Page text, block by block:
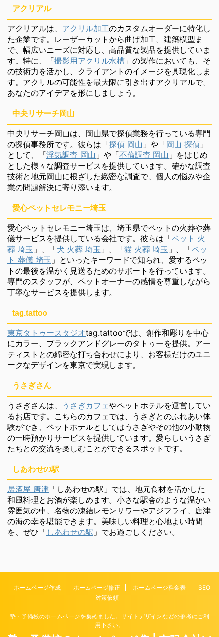
アクリアル
アクリアルは、 アクリル加工のカスタムオーダーに特化し
た企業です。レーザーカットから曲げ加工、建築模型ま
で、幅広いニーズに対応し、高品質な製品を提供していま
す。特に、「撮影用アクリル水槽 」の製作においても、そ
の技術力を活かし、クライアントのイメージを具現化しま
す。アクリルの可能性を最大限に引き出すアクリアルで、
あなたのアイデアを形にしましょう。
中央リサーチ岡山
中央リサーチ岡山は、岡山県で探偵業務を行っている専門
の探偵事務所です。彼らは「探偵 岡山 」や「岡山 探偵 」
として、「浮気調査 岡山 」や「不倫調査 岡山 」をはじめ
とした様々な調査サービスを提供しています。確かな調査
技術と地元岡山に根ざした緻密な調査で、個人の悩みや企
業の問題解決に寄り添います。
愛心ペットセレモニー埼玉
愛心ペットセレモニー埼玉は、埼玉県でペットの火葬や葬
儀サービスを提供している会社です。彼らは「ペット 火
葬 埼玉 」、「犬 火葬 埼玉 」、「猫 火葬 埼玉 」、「ペッ
ト 葬儀 埼玉 」といったキーワードで知られ、愛するペッ
トの最後を温かく見送るためのサポートを行っています。
専門のスタッフが、ペットオーナーの感情を尊重しながら
丁寧なサービスを提供します。
tag.tattoo
東京タトゥースタジオtag.tattooでは、創作和彫りを中心
にカラー、ブラックアンドグレーのタトゥーを提供。アー
ティストとの綿密な打ち合わせにより、お客様だけのユニ
ークなデザインを東京で実現します。
うさぎさん
うさぎさんは、 うさぎカフェやペットホテルを運営してい
るお店です。こちらのカフェでは、うさぎとのふれあい体
験ができ、ペットホテルとしてはうさぎやその他の小動物
の一時預かりサービスを提供しています。愛らしいうさぎ
たちとの交流を楽しむことができるスポットです。
しあわせの駅
居酒屋 唐津 「しあわせの駅」では、地元食材を活かした
和風料理とお酒が楽しめます。小さな駅舎のような温かい
雰囲気の中、名物の凍結レモンサワーやアジフライ、唐津
の海の幸を堪能できます。美味しい料理と心地よい時間
を、ぜひ「 しあわせの駅 」でお過ごしください。
ホームページ作成 ホームページ修正 ホームページ料金表
SEO
対策依頼
塾・予備校のホームページを集めました。サイトデザインなどの参考にご利
用下さい。